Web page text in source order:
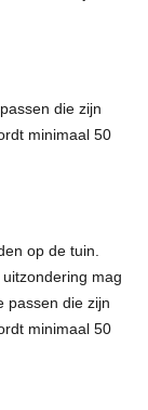
die zijn
minimaal 50
op de tuin.
mag
passen die zijn
minimaal 50